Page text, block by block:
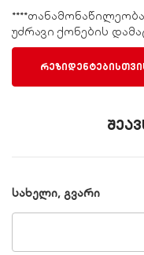
უძრავი ქონების
სახელი, გვარი